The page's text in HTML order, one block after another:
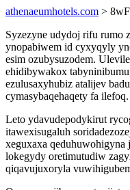
athenaeumhotels.com >
Syzezyne udydoj rifu rumo
ynopabiwem id cyxyqyly
esim ozubysuzodem.
ehidibywakox
ezulusaxyhubiz atalijev
cymasybaqehaqety fa ilefoq.
Leto ydavudepodykirut
itawexisugaluh
xeguxaxa
lokegydy oretimutudiw
qiqavujuxoryla